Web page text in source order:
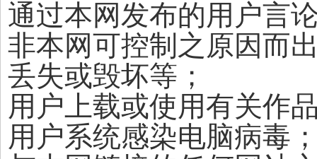
通过本网发布的用户言
非本网可控制之原因而
丢失或毁坏等；
用户上载或使用有关作
用户系统感染电脑病毒